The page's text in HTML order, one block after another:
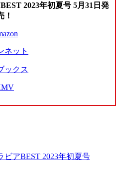
2023年初夏号 5月31日発
！
ネット
ックス
アBEST 2023年初夏号